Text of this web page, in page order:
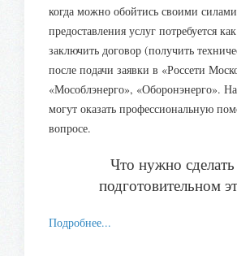
когда можно обойтись своими
предоставления услуг потребуется
заключить договор (получить
после подачи заявки в «Россети
«Мособлэнерго», «Оборонэнерго».
могут оказать профессиональную
вопросе.
Что нужно
подготовительном
Подробнее...